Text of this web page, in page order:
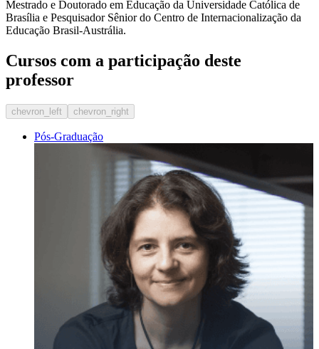
Mestrado e Doutorado em Educação da Universidade Católica de
Brasília e Pesquisador Sênior do Centro de Internacionalização da
Educação Brasil-Austrália.
Cursos com a participação deste
professor
chevron_left chevron_right
Pós-Graduação